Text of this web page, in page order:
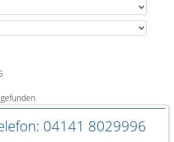
04141 8029996